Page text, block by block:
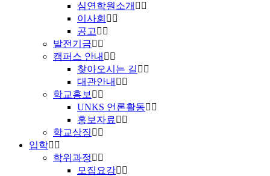
심연학원소개
이사회
공고
발전기금
캠퍼스 안내
찾아오시는 길
대관안내
학교홍보
UNKS 언론활동
홍보자료
학교상징
입학
학위과정
모집요강